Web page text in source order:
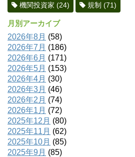
機関投資家 (24) 規制 (71)
月別アーカイブ
2026年8月 (58)
2026年7月 (186)
2026年6月 (171)
2026年5月 (153)
2026年4月 (30)
2026年3月 (46)
2026年2月 (74)
2026年1月 (72)
2025年12月 (80)
2025年11月 (62)
2025年10月 (85)
2025年9月 (85)